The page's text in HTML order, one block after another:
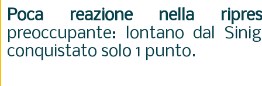
Poca reazione nella
preoccupante: lontano dal
conquistato solo 1 punto.